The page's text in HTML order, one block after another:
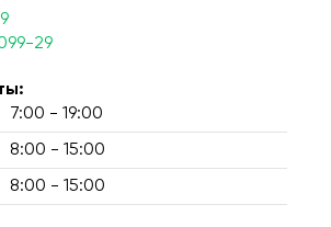
29
7:00 - 19:00
8:00 - 15:00
8:00 - 15:00